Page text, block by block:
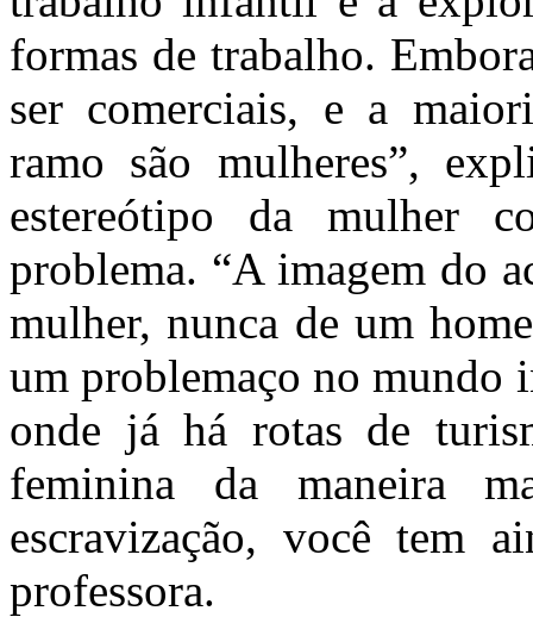
formas de trabalho.
ser comerciais, e a
ramo são mulheres”,
estereótipo da mulher
problema. “A imagem do
mulher, nunca de um
um problemaço no mundo
onde já há rotas de
feminina da maneira
escravização, você tem
professora.